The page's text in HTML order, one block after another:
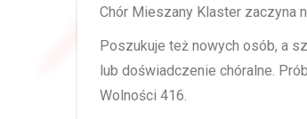
Chór Mieszany Klaster zaczyna
Poszukuje też nowych osób, a
lub doświadczenie chóralne.
Wolności 416.